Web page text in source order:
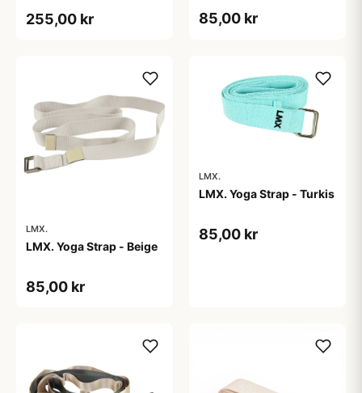
255,00 kr 85,00 kr
LMX.
LMX. Yoga Strap - Beige
85,00 kr
LMX.
LMX. Yoga Strap - Turkis
85,00 kr